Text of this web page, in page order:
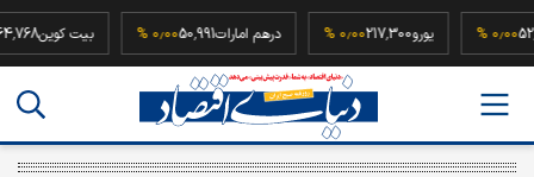
52,500,000 یورو217,300 درهم امارات50,991 بیت